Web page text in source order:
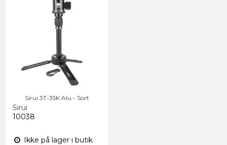
Sirui 3T-35K Alu - Sort
Sirui
10038
Ikke på lager i butik